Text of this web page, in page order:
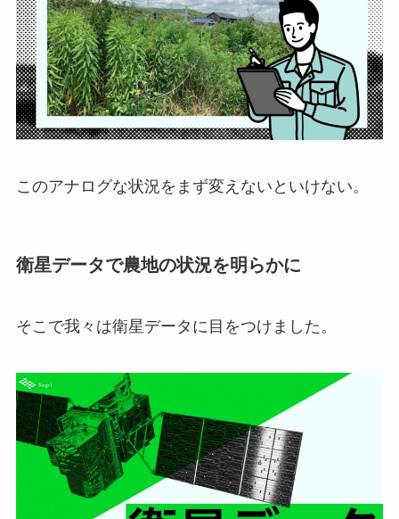
このアナログな状況をまず変えないといけない。
衛星データで農地の状況を明らかに
そこで我々は衛星データに目をつけました。